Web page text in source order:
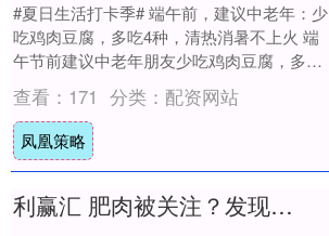
#夏日生活打卡季#​ 端午前，建议中老年：少
吃鸡肉豆腐，多吃4种，清热消暑不上火 端
午节前建议中老年朋友少吃鸡肉豆腐，多吃
下面几种应季菜，清热消暑不怕上火，贴
了....
查看： 171 分类： 配资网站
凤凰策略
利赢汇 肥肉被关注？发现：糖尿病若不吃肥肉，用不了多久身体或有6转变